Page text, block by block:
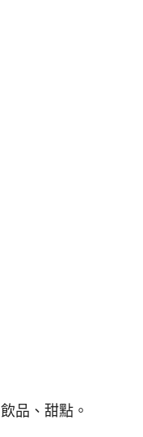
品、甜點。